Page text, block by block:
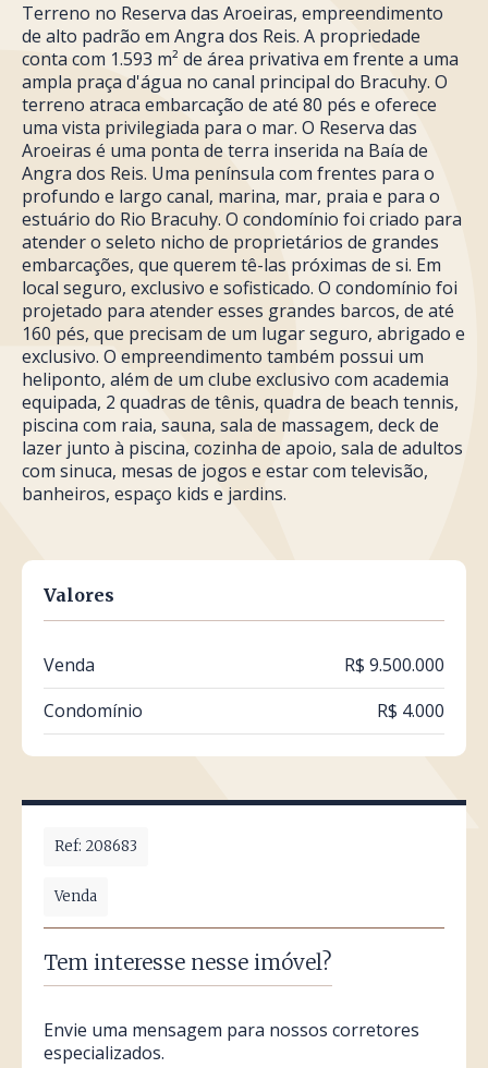
Terreno no Reserva das Aroeiras, empreendimento
de alto padrão em Angra dos Reis. A propriedade
conta com 1.593 m² de área privativa em frente a uma
ampla praça d'água no canal principal do Bracuhy. O
terreno atraca embarcação de até 80 pés e oferece
uma vista privilegiada para o mar. O Reserva das
Aroeiras é uma ponta de terra inserida na Baía de
Angra dos Reis. Uma península com frentes para o
profundo e largo canal, marina, mar, praia e para o
estuário do Rio Bracuhy. O condomínio foi criado para
atender o seleto nicho de proprietários de grandes
embarcações, que querem tê-las próximas de si. Em
local seguro, exclusivo e sofisticado. O condomínio foi
projetado para atender esses grandes barcos, de até
160 pés, que precisam de um lugar seguro, abrigado e
exclusivo. O empreendimento também possui um
heliponto, além de um clube exclusivo com academia
equipada, 2 quadras de tênis, quadra de beach tennis,
piscina com raia, sauna, sala de massagem, deck de
lazer junto à piscina, cozinha de apoio, sala de adultos
com sinuca, mesas de jogos e estar com televisão,
banheiros, espaço kids e jardins.
Valores
Venda
R$ 9.500.000
Condomínio
R$ 4.000
Ref: 208683
Venda
Tem interesse nesse imóvel?
Envie uma mensagem para nossos corretores
especializados.